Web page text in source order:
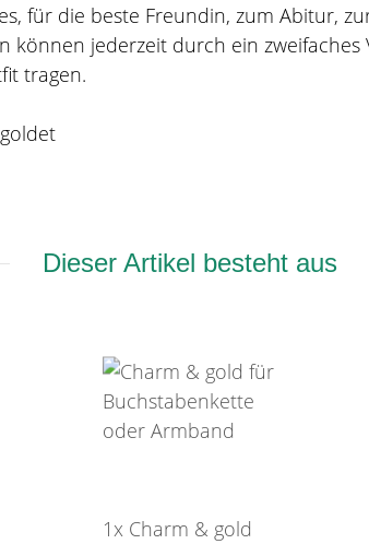
für die beste Freundin, zum Abitur,
jederzeit durch ein
tragen.
Dieser Artikel besteht aus
1x Charm & gold